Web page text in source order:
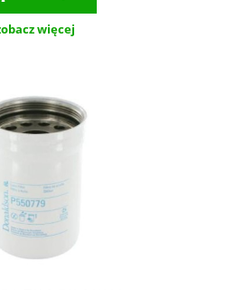
więcej